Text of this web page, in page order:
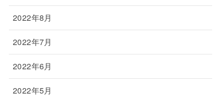
2022年8月
2022年7月
2022年6月
2022年5月